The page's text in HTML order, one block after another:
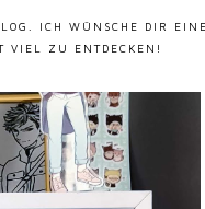
ICH WÜNSCHE DIR
VIEL ZU ENTDECKEN!